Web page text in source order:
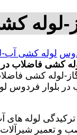
لوله
لوله کشی آب-
کشی فاضلاب
لوله کشی
در بلوار
ترکیدگی لوله
و تعمیر